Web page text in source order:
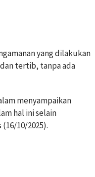
yang dilakukan
tertib, tanpa ada
menyampaikan
hal ini selain
10/2025).